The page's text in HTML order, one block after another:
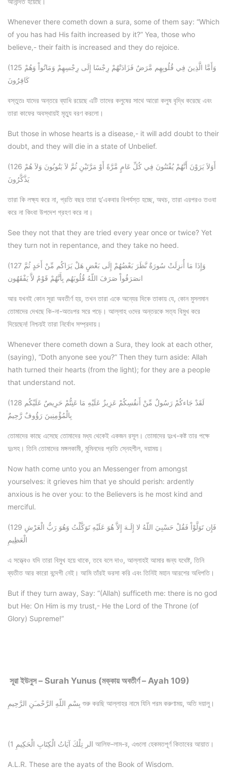
Whenever there cometh down a sura, some of them say: “Which
of you has had His faith increased by it?” Yea, those who
believe,- their faith is increased and they do rejoice.
(125 وَأَمَّا الَّذِينَ فِي قُلُوبِهِم مَّرَضٌ فَزَادَتْهُمْ رِجْسًا إِلَى رِجْسِهِمْ وَمَاتُواْ وَهُمْ
كَافِرُونَ
বস্তুতঃ যাদের অন্তরে ব্যাধি রয়েছে এটি তাদের কলুষের সাথে আরো কলুষ বৃদ্ধি করেছে এবং
তারা কাফের অবস্থায়ই মৃত্যু বরণ করলো।
But those in whose hearts is a disease,- it will add doubt to their
doubt, and they will die in a state of Unbelief.
(126 أَوَلاَ يَرَوْنَ أَنَّهُمْ يُفْتَنُونَ فِي كُلِّ عَامٍ مَّرَّةً أَوْ مَرَّتَيْنِ ثُمَّ لاَ يَتُوبُونَ وَلاَ هُمْ
يَذَّكَّرُونَ
তারা কি লক্ষ্য করে না, প্রতি বছর তারা দু’একবার বিপর্যস্ত হচ্ছে, অথচ, তারা এরপরও তওবা
করে না কিংবা উপদেশ গ্রহণ করে না।
See they not that they are tried every year once or twice? Yet
they turn not in repentance, and they take no heed.
(127 وَإِذَا مَا أُنزِلَتْ سُورَةٌ نَّظَرَ بَعْضُهُمْ إِلَى بَعْضٍ هَلْ يَرَاكُم مِّنْ أَحَدٍ ثُمَّ
انصَرَفُواْ صَرَفَ اللّهُ قُلُوبَهُم بِأَنَّهُمْ قَوْمٌ لاَّ يَفْقَهُون
আর যখনই কোন সূরা অবতীর্ণ হয়, তখন তারা একে অন্যের দিকে তাকায় যে, কোন মুসলমান
তোমাদের দেখছে কি-না-অতঃপর সরে পড়ে। আল্লাহ ওদের অন্তরকে সত্য বিমুখ করে
দিয়েছেন! নিশ্চয়ই তারা নির্বোধ সম্প্রদায়।
Whenever there cometh down a Sura, they look at each other,
(saying), “Doth anyone see you?” Then they turn aside: Allah
hath turned their hearts (from the light); for they are a people
that understand not.
(128 لَقَدْ جَاءكُمْ رَسُولٌ مِّنْ أَنفُسِكُمْ عَزِيزٌ عَلَيْهِ مَا عَنِتُّمْ حَرِيصٌ عَلَيْكُم
بِالْمُؤْمِنِينَ رَؤُوفٌ رَّحِيمٌ
তোমাদের কাছে এসেছে তোমাদের মধ্য থেকেই একজন রসূল। তোমাদের দুঃখ-কষ্ট তার পক্ষে
দুঃসহ। তিনি তোমাদের মঙ্গলকামী, মুমিনদের প্রতি স্নেহশীল, দয়াময়।
Now hath come unto you an Messenger from amongst
yourselves: it grieves him that ye should perish: ardently
anxious is he over you: to the Believers is he most kind and
merciful.
(129 فَإِن تَوَلَّوْاْ فَقُلْ حَسْبِيَ اللّهُ لا إِلَـهَ إِلاَّ هُوَ عَلَيْهِ تَوَكَّلْتُ وَهُوَ رَبُّ الْعَرْشِ
الْعَظِيمِ
এ সত্ত্বেও যদি তারা বিমুখ হয়ে থাকে, তবে বলে দাও, আল্লাহই আমার জন্য যথেষ্ট, তিনি
ব্যতীত আর কারো বন্দেগী নেই। আমি তাঁরই ভরসা করি এবং তিনিই মহান আরশের অধিপতি।
But if they turn away, Say: “(Allah) sufficeth me: there is no god
but He: On Him is my trust,- He the Lord of the Throne (of
Glory) Supreme!”
সূরা ইউনুস – Surah Yunus (মক্কায় অবতীর্ণ – Ayah 109)
بِسْمِ اللّهِ الرَّحْمـَنِ الرَّحِيمِ শুরু করছি আল্লাহর নামে যিনি পরম করুণাময়, অতি দয়ালু।
(1 الر تِلْكَ آيَاتُ الْكِتَابِ الْحَكِيمِ আলিফ-লাম-র, এগুলো হেকমতপূর্ণ কিতাবের আয়াত।
A.L.R. These are the ayats of the Book of Wisdom.